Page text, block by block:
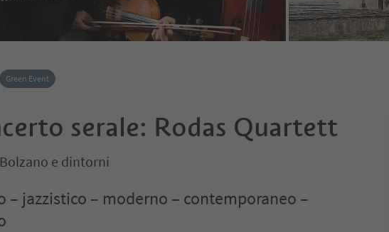
Green Event
serale: Rodas Quartett
e dintorni
– jazzistico – moderno – contemporaneo –